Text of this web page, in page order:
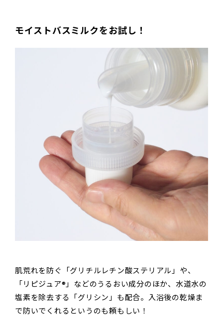
モイストバスミルクをお試し！
肌荒れを防ぐ「グリチルレチン酸ステリアル」や、
「リピジュア®」などのうるおい成分のほか、水道水の
塩素を除去する「グリシン」も配合。入浴後の乾燥ま
で防いでくれるというのも頼もしい！